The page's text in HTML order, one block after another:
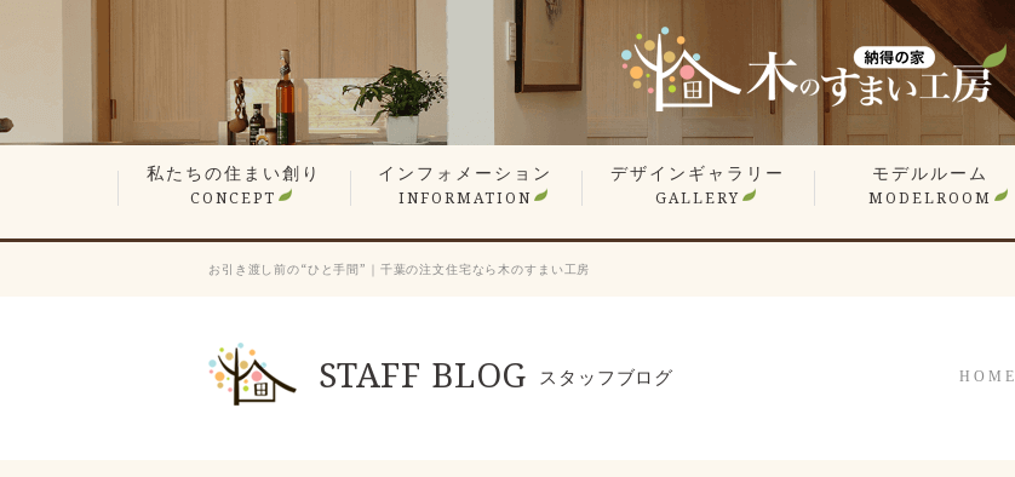
私たちの住まい創り
CONCEPT
無垢材や漆喰の自然素材
平屋でも最上の構造計算
現場検査で信頼の品質
想い叶えるデザイン・設計
暮らしを楽しむ、遊び心の家
性能が支える心地よさ
何世代も住み継ぐ木の家
価格へのこだわり
家づくりステップ
インフォメーション
INFORMATION
見学会・イベント情報
営業エリア
新着情報
スタッフ紹介
会長ブログ
社長ブログ
スタッフブログ
お客様の声
業者会「ふくろう会」
プレスリリース
採用情報
デザインギャラリー
GALLERY
住宅 施工事例
商業施設 施工事例
YouTube
オーナー様のお住まい拝見
平屋特集
こだわりの間取り
モデルルーム
MODELROOM
お引き渡し前の“ひと手間”｜千葉の注文住宅なら木のすまい工房
STAFF BLOG スタッフブログ HOME